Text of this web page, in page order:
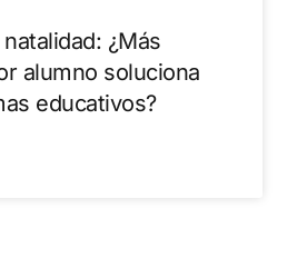
¿Más
alumno soluciona
educativos?